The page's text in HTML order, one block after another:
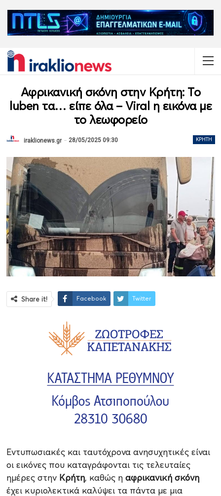
Αφρικανική σκόνη στην Κρήτη: Το
luben τα… είπε όλα – Viral η εικόνα με
το λεωφορείο
ΚΡΉΤΗ
iraklionews.gr 28/05/2025 09:30
Share it! Facebook Twitter
Εντυπωσιακές και ταυτόχρονα ανησυχητικές είναι
οι εικόνες που καταγράφονται τις τελευταίες
ημέρες στην Κρήτη, καθώς η αφρικανική σκόνη
έχει κυριολεκτικά καλύψει τα πάντα με μια